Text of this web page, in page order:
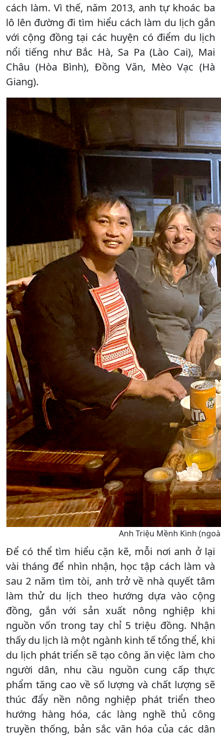
cách làm. Vì thế, năm 2013, anh tự khoác ba
lô lên đường đi tìm hiểu cách làm du lịch gắn
với cộng đồng tại các huyện có điểm du lịch
nổi tiếng như Bắc Hà, Sa Pa (Lào Cai), Mai
Châu (Hòa Bình), Đồng Văn, Mèo Vạc (Hà
Giang).
Anh Triệu Mềnh Kinh
Để có thể tìm hiểu cặn kẽ, mỗi nơi anh ở lại
vài tháng để nhìn nhận, học tập cách làm và
sau 2 năm tìm tòi, anh trở về nhà quyết tâm
làm thử du lịch theo hướng dựa vào cộng
đồng, gắn với sản xuất nông nghiệp khi
nguồn vốn trong tay chỉ 5 triệu đồng. Nhận
thấy du lịch là một ngành kinh tế tổng thể, khi
du lịch phát triển sẽ tạo công ăn việc làm cho
người dân, nhu cầu nguồn cung cấp thực
phẩm tăng cao về số lượng và chất lượng sẽ
thúc đẩy nền nông nghiệp phát triển theo
hướng hàng hóa, các làng nghề thủ công
truyền thống, bản sắc văn hóa của các dân